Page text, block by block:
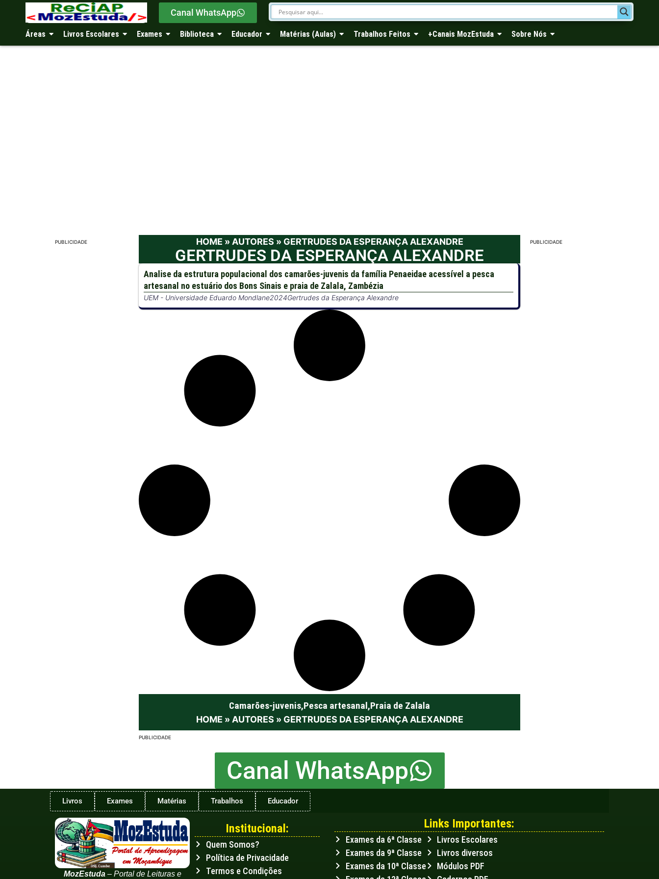
Canal WhatsApp
Áreas Livros Escolares Exames Biblioteca Educador Matérias (Aulas) Trabalhos Feitos +Canais MozEstuda Sobre Nós
PUBLICIDADE HOME » AUTORES » GERTRUDES DA ESPERANÇA ALEXANDRE
GERTRUDES DA ESPERANÇA ALEXANDRE
Analise da estrutura populacional dos camarões-juvenis da família Penaeidae acessível a pesca
artesanal no estuário dos Bons Sinais e praia de Zalala, Zambézia
UEM - Universidade Eduardo Mondlane2024Gertrudes da Esperança Alexandre
Camarões-juvenis,Pesca artesanal,Praia de Zalala
HOME »AUTORES » GERTRUDES DA ESPERANÇA ALEXANDRE
PUBLICIDADE
PUBLICIDADE
Canal WhatsApp
Livros Exames Matérias Trabalhos Educador
MozEstuda– Portal de Leituras e
Institucional:
Quem Somos?
Política de Privacidade
Termos e Condições
Links Importantes:
Exames da 6ª Classe
Exames da 9ª Classe
Exames da 10ª Classe
Livros Escolares
Livros diversos
Módulos PDF